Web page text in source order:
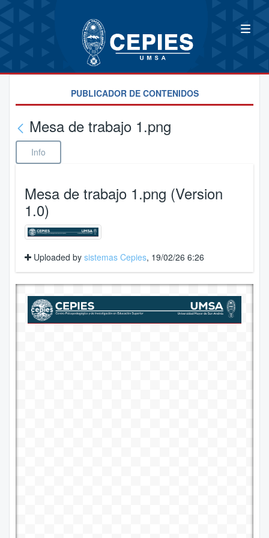
PUBLICADOR DE CONTENIDOS
Mesa de trabajo 1.png
Info
Mesa de trabajo 1.png (Version
1.0)
Uploaded by sistemas Cepies, 19/02/26 6:26